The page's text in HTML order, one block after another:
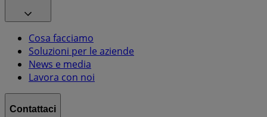
Cosa facciamo
Soluzioni per le aziende
News e media
Lavora con noi
Contattaci